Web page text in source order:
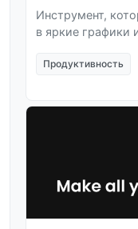
Инструмент,
в яркие графики
Продуктивность